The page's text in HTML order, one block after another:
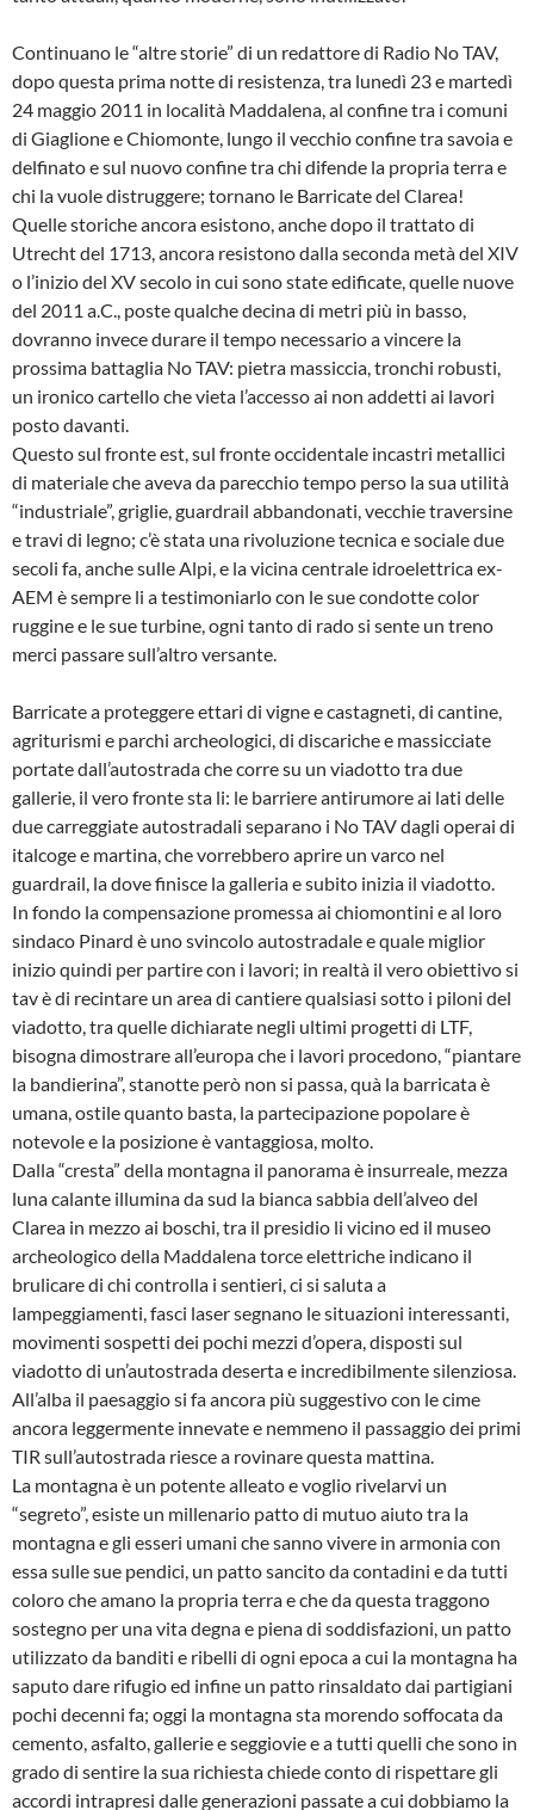
Continuano le “altre storie” di un redattore di Radio No TAV,
dopo questa prima notte di resistenza, tra lunedì 23 e martedì
24 maggio 2011 in località Maddalena, al confine tra i comuni
di Giaglione e Chiomonte, lungo il vecchio confine tra savoia e
delfinato e sul nuovo confine tra chi difende la propria terra e
chi la vuole distruggere; tornano le Barricate del Clarea!
Quelle storiche ancora esistono, anche dopo il trattato di
Utrecht del 1713, ancora resistono dalla seconda metà del XIV
o l’inizio del XV secolo in cui sono state edificate, quelle nuove
del 2011 a.C., poste qualche decina di metri più in basso,
dovranno invece durare il tempo necessario a vincere la
prossima battaglia No TAV: pietra massiccia, tronchi robusti,
un ironico cartello che vieta l’accesso ai non addetti ai lavori
posto davanti.
Questo sul fronte est, sul fronte occidentale incastri metallici
di materiale che aveva da parecchio tempo perso la sua utilità
“industriale”, griglie, guardrail abbandonati, vecchie traversine
e travi di legno; c’è stata una rivoluzione tecnica e sociale due
secoli fa, anche sulle Alpi, e la vicina centrale idroelettrica ex-
AEM è sempre li a testimoniarlo con le sue condotte color
ruggine e le sue turbine, ogni tanto di rado si sente un treno
merci passare sull’altro versante.
Barricate a proteggere ettari di vigne e castagneti, di cantine,
agriturismi e parchi archeologici, di discariche e massicciate
portate dall’autostrada che corre su un viadotto tra due
gallerie, il vero fronte sta li: le barriere antirumore ai lati delle
due carreggiate autostradali separano i No TAV dagli operai di
italcoge e martina, che vorrebbero aprire un varco nel
guardrail, la dove finisce la galleria e subito inizia il viadotto.
In fondo la compensazione promessa ai chiomontini e al loro
sindaco Pinard è uno svincolo autostradale e quale miglior
inizio quindi per partire con i lavori; in realtà il vero obiettivo si
tav è di recintare un area di cantiere qualsiasi sotto i piloni del
viadotto, tra quelle dichiarate negli ultimi progetti di LTF,
bisogna dimostrare all’europa che i lavori procedono, “piantare
la bandierina”, stanotte però non si passa, quà la barricata è
umana, ostile quanto basta, la partecipazione popolare è
notevole e la posizione è vantaggiosa, molto.
Dalla “cresta” della montagna il panorama è insurreale, mezza
luna calante illumina da sud la bianca sabbia dell’alveo del
Clarea in mezzo ai boschi, tra il presidio li vicino ed il museo
archeologico della Maddalena torce elettriche indicano il
brulicare di chi controlla i sentieri, ci si saluta a
lampeggiamenti, fasci laser segnano le situazioni interessanti,
movimenti sospetti dei pochi mezzi d’opera, disposti sul
viadotto di un’autostrada deserta e incredibilmente silenziosa.
All’alba il paesaggio si fa ancora più suggestivo con le cime
ancora leggermente innevate e nemmeno il passaggio dei primi
TIR sull’autostrada riesce a rovinare questa mattina.
La montagna è un potente alleato e voglio rivelarvi un
“segreto”, esiste un millenario patto di mutuo aiuto tra la
montagna e gli esseri umani che sanno vivere in armonia con
essa sulle sue pendici, un patto sancito da contadini e da tutti
coloro che amano la propria terra e che da questa traggono
sostegno per una vita degna e piena di soddisfazioni, un patto
utilizzato da banditi e ribelli di ogni epoca a cui la montagna ha
saputo dare rifugio ed infine un patto rinsaldato dai partigiani
pochi decenni fa; oggi la montagna sta morendo soffocata da
cemento, asfalto, gallerie e seggiovie e a tutti quelli che sono in
grado di sentire la sua richiesta chiede conto di rispettare gli
accordi intrapresi dalle generazioni passate a cui dobbiamo la